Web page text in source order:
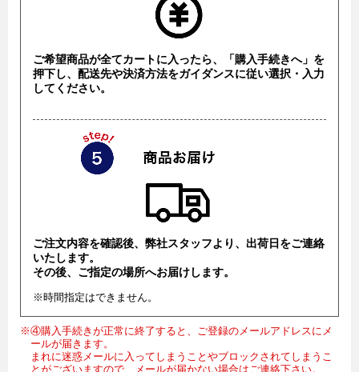
ご希望商品が全てカートに入ったら、「購入手続きへ」を
押下し、配送先や決済方法をガイダンスに従い選択・入力
してください。
ご注文内容を確認後、弊社スタッフより、出荷日をご連絡
いたします。
その後、ご指定の場所へお届けします。
※時間指定はできません。
※④購入手続きが正常に終了すると、ご登録のメールアドレスにメ
ールが届きます。
まれに迷惑メールに入ってしまうことやブロックされてしまうこ
とがございますので、メールが届かない場合はご連絡下さい。